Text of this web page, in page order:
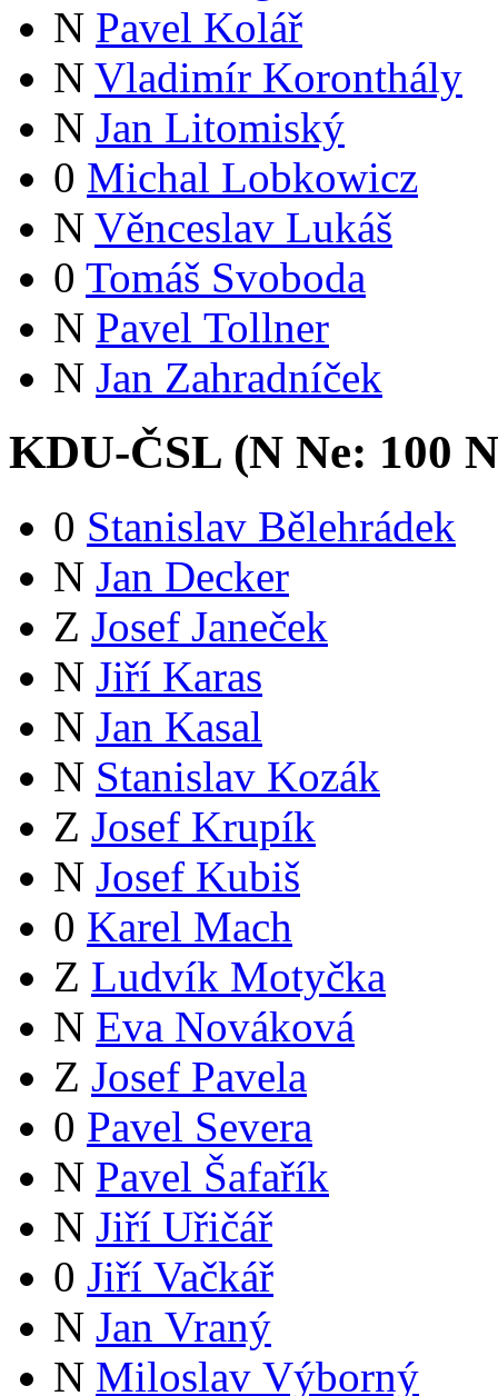
N Pavel Kolář
N Vladimír Koronthály
N Jan Litomiský
0 Michal Lobkowicz
N Věnceslav Lukáš
0 Tomáš Svoboda
N Pavel Tollner
N Jan Zahradníček
KDU-ČSL (N Ne: 100
0 Stanislav Bělehrádek
N Jan Decker
Z Josef Janeček
N Jiří Karas
N Jan Kasal
N Stanislav Kozák
Z Josef Krupík
N Josef Kubiš
0 Karel Mach
Z Ludvík Motyčka
N Eva Nováková
Z Josef Pavela
0 Pavel Severa
N Pavel Šafařík
N Jiří Uřičář
0 Jiří Vačkář
N Jan Vraný
N Miloslav Výborný